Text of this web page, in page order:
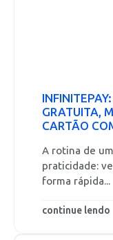
GRATUITA,
CARTÃO
A rotina de
praticidade:
forma rápida...
continue lendo